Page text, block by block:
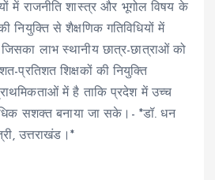
में राजनीति शास्त्र और भूगोल विषय के
नियुक्ति से शैक्षणिक गतिविधियों में
लाभ स्थानीय छात्र-छात्राओं को
प्रतिशत शिक्षकों की नियुक्ति
में है ताकि प्रदेश में उच्च
सशक्त बनाया जा सके।- *डॉ. धन
उत्तराखंड।*